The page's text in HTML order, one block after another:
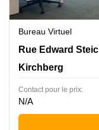
Bureau Virtuel
2 Rue Edward
Rue Edward
Kirchberg
Contact pour le prix:
N/A